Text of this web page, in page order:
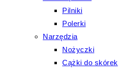
Pilniki
Polerki
Narzędzia
Nożyczki
Cążki do skórek